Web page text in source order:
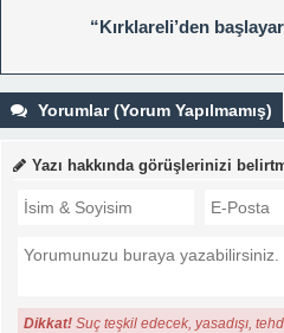
“Kırklareli’den
Yorumlar (Yorum Yapılmamış)
Yazı hakkında görüşlerinizi
Dikkat! Suç teşkil edecek, yasadışı,